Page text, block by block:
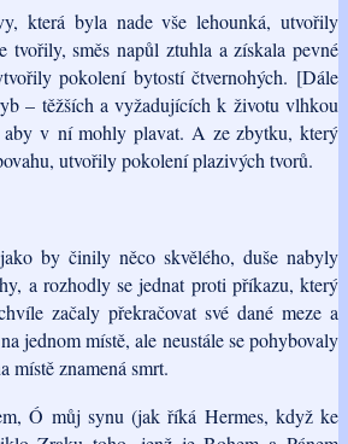
která byla nade vše lehounká, utvořily
směs napůl ztuhla a získala pevné
pokolení bytostí čtvernohých. [Dále
– těžších a vyžadujících k životu vlhkou
aby v ní mohly plavat. A ze zbytku, který
utvořily pokolení plazivých tvorů.
by činily něco skvělého, duše nabyly
a rozhodly se jednat proti příkazu, který
začaly překračovat své dané meze a
jednom místě, ale neustále se pohybovaly
místě znamená smrt.
Ó můj synu (jak říká Hermes, když ke